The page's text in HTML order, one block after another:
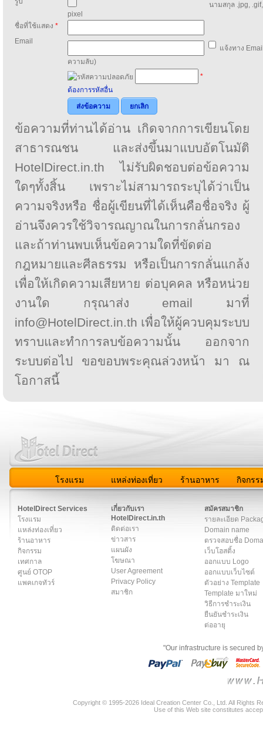
นามสกุล .jpg,
pixel
ชื่อที่ใช้แสดง *
Email
แจ้งทาง
ความลับ)
*
ต้องการรหัสอื่น
ส่งข้อความ
ยกเลิก
ข้อความที่ท่านได้อ่าน เกิดจากการเขียนโดย
สาธารณชน และส่งขึ้นมาแบบอัตโนมัติ
HotelDirect.in.th ไม่รับผิดชอบต่อข้อความ
ใดๆทั้งสิ้น เพราะไม่สามารถระบุได้ว่าเป็น
ความจริงหรือ ชื่อผู้เขียนที่ได้เห็นคือชื่อจริง ผู้
อ่านจึงควรใช้วิจารณญาณในการกลั่นกรอง
และถ้าท่านพบเห็นข้อความใดที่ขัดต่อ
กฎหมายและศีลธรรม หรือเป็นการกลั่นแกล้ง
เพื่อให้เกิดความเสียหาย ต่อบุคคล หรือหน่วย
งานใด กรุณาส่ง email มาที่
info@HotelDirect.in.th เพื่อให้ผู้ควบคุมระบบ
ทราบและทำการลบข้อความนั้น ออกจาก
ระบบต่อไป ขอขอบพระคุณล่วงหน้า มา ณ
โอกาสนี้
โรงแรม แหล่งท่องเที่ยว ร้านอาหาร กิจกรร
HotelDirect Services
โรงแรม
แหล่งท่องเที่ยว
ร้านอาหาร
กิจกรรม
เทศกาล
ศูนย์ OTOP
แพคเกจทัวร์
เกี่ยวกับเรา
HotelDirect.in.th
ติดต่อเรา
ข่าวสาร
แผนผัง
โฆษณา
User Agreement
Privacy Policy
สมาชิก
สมัครสมาชิก
รายละเอียด
Domain name
ตรวจสอบชื่อ
เว็บโฮสติ้ง
ออกแบบ Logo
ออกแบบเว็บไซต์
ตัวอย่าง Template
Template มาใหม่
วิธีการชำระเงิน
ยืนยันชำระเงิน
ต่ออายุ
"Our infrastructure is secured
Copyright © 1995-2026 Ideal Creation Center Co., Ltd. All Rights
Use of this Web site constitutes